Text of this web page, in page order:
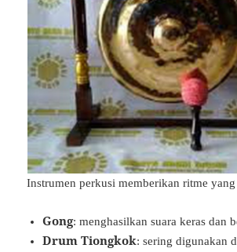
Instrumen perkusi memberikan ritme
Gong: menghasilkan suara keras dan
Drum Tiongkok: sering digunakan